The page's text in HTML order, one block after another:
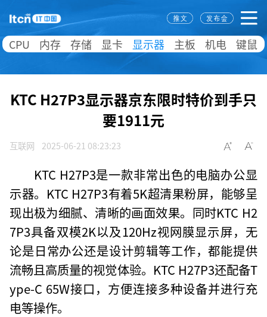
CPU 内存 存储 显卡 显示器 主板 机电 键鼠
KTC H27P3显示器京东限时特价到手只
要1911元
互联网 2025-06-21 08:23:23
KTC H27P3是一款非常出色的电脑办公显
示器。KTC H27P3有着5K超清果粉屏，能够呈
现出极为细腻、清晰的画面效果。同时KTC H2
7P3具备双模2K以及120Hz视网膜显示屏，无
论是日常办公还是设计剪辑等工作，都能提供
流畅且高质量的视觉体验。KTC H27P3还配备T
ype-C 65W接口，方便连接多种设备并进行充
电等操作。